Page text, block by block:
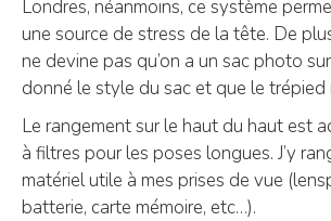
Londres, néanmoins, ce système
une source de stress de la tête. De
ne devine pas qu’on a un sac photo
donné le style du sac et que le trépied
Le rangement sur le haut du haut est
à filtres pour les poses longues. J’y
matériel utile à mes prises de vue
batterie, carte mémoire, etc…).